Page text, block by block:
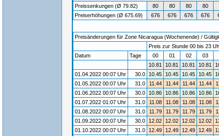
Preissenkungen (Ø 79.82)
80 80 80 80
Preiserhöhungen (Ø 675.69)
676 676 676 676
Preisänderungen für Zone Nicaragua (Wochenende) /
Preis zur Stunde 00 bis 23
Datum
Tage 00 01 02 03
10.81
10.81 10.81 10.81
01.04.2022 00:07 Uhr
30.0 10.45 10.45 10.45 10.45
01.05.2022 00:07 Uhr
31.0 11.44 11.44 11.44 11.44
01.06.2022 00:07 Uhr
30.0 10.86 10.86 10.86 10.86
01.07.2022 01:07 Uhr
31.0 11.08 11.08 11.08 11.08
01.08.2022 00:07 Uhr
31.0 11.79 11.79 11.79 11.79
01.09.2022 00:07 Uhr
30.0 12.02 12.02 12.02 12.02
01.10.2022 00:07 Uhr
31.0 12.49 12.49 12.49 12.49